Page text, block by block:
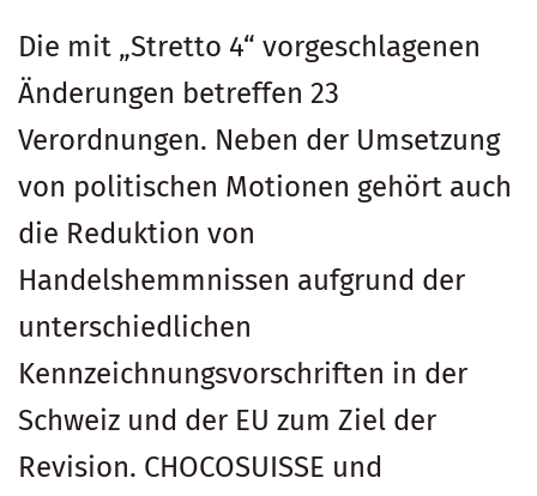
Die mit „Stretto 4“ vorgeschlagenen
Änderungen betreffen 23
Verordnungen. Neben der Umsetzung
von politischen Motionen gehört auch
die Reduktion von
Handelshemmnissen aufgrund der
unterschiedlichen
Kennzeichnungsvorschriften in der
Schweiz und der EU zum Ziel der
Revision. CHOCOSUISSE und